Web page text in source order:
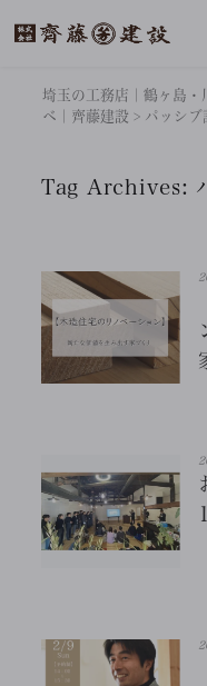
埼玉の工務店｜鶴ヶ島・
ベ｜齊藤建設 > パッシ
Tag Archives: